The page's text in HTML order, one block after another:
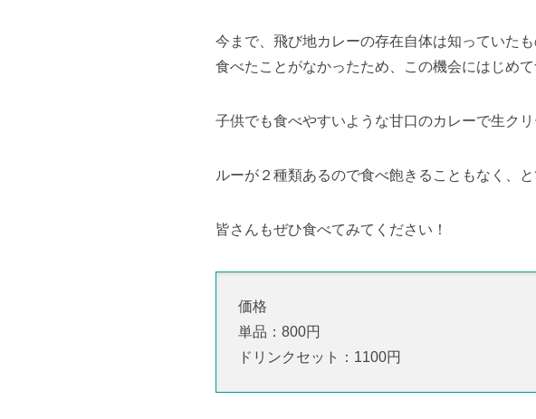
今まで、飛び地カレーの存在自体は知っていた
食べたことがなかったため、この機会にはじめて
子供でも食べやすいような甘口のカレーで生ク
ルーが２種類あるので食べ飽きることもなく、
皆さんもぜひ食べてみてください！
価格
単品：800円
ドリンクセット：1100円